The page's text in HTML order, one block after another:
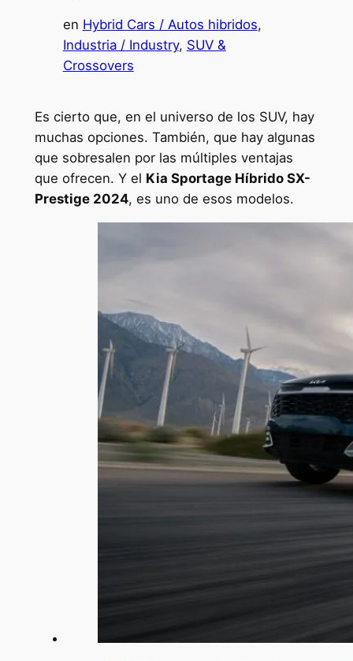
en Hybrid Cars / Autos hibridos
Industria / Industry, SUV &
Crossovers
Es cierto que, en el universo de los SUV, hay
muchas opciones. También, que hay algunas
que sobresalen por las múltiples ventajas
que ofrecen. Y el Kia Sportage Híbrido SX-
Prestige 2024, es uno de esos modelos.